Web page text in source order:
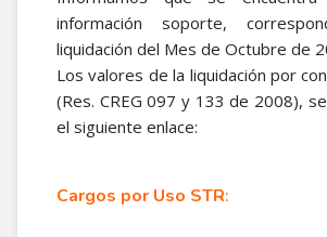
información soporte,
liquidación del Mes de Octubre de
Los valores de la liquidación por
(Res. CREG 097 y 133 de 2008),
el siguiente enlace:
Cargos por Uso STR: